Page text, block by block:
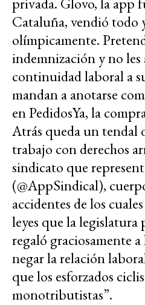
Cataluña, vendió todo
olímpicamente.
indemnización y no les
continuidad laboral a
mandan a anotarse
en PedidosYa, la
Atrás queda un tendal
trabajo con derechos
sindicato que
(@AppSindical),
accidentes de los
leyes que la legislatura
regaló graciosamente a
negar la relación
que los esforzados
monotributistas”.